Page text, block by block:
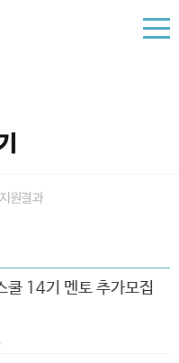
지원결과
쿨 14기 멘토 추가모집